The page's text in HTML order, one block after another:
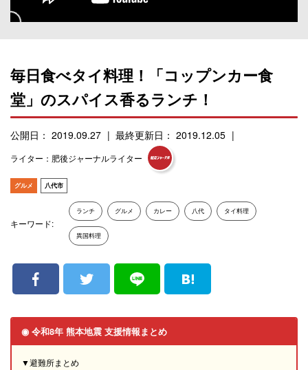
毎日食べタイ料理！「コップンカー食
堂」のスパイス香るランチ！
公開日： 2019.09.27 最終更新日： 2019.12.05
ライター：肥後ジャーナルライター
グルメ 八代市
キーワード:
ランチ グルメ カレー 八代 タイ料理
異国料理
◉ 令和8年 熊本地震 支援情報まとめ
▼避難所まとめ